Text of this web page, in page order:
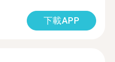
下載APP